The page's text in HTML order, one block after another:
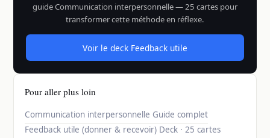
guide Communication interpersonnelle — 25 cartes pour
transformer cette méthode en réflexe.
Voir le deck Feedback utile
Pour aller plus loin
Communication interpersonnelle Guide complet
Feedback utile (donner & recevoir) Deck · 25 cartes